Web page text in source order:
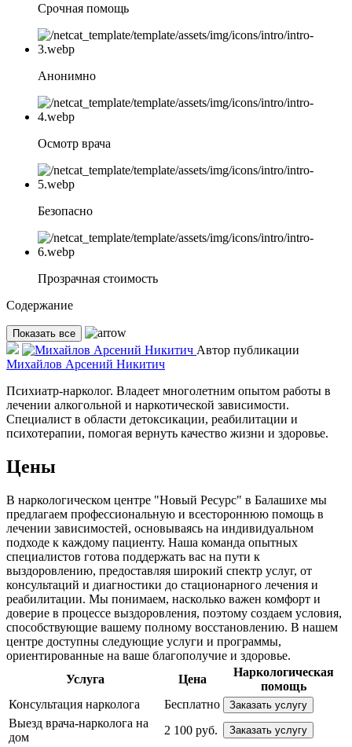
Срочная помощь
Анонимно
Осмотр врача
Безопасно
Прозрачная стоимость
Содержание
Показать все
Автор публикации
Михайлов Арсений Никитич
Психиатр-нарколог. Владеет многолетним опытом работы в
лечении алкогольной и наркотической зависимости.
Специалист в области детоксикации, реабилитации и
психотерапии, помогая вернуть качество жизни и здоровье.
Цены
В наркологическом центре "Новый Ресурс" в Балашихе мы
предлагаем профессиональную и всестороннюю помощь в
лечении зависимостей, основываясь на индивидуальном
подходе к каждому пациенту. Наша команда опытных
специалистов готова поддержать вас на пути к
выздоровлению, предоставляя широкий спектр услуг, от
консультаций и диагностики до стационарного лечения и
реабилитации. Мы понимаем, насколько важен комфорт и
доверие в процессе выздоровления, поэтому создаем условия,
способствующие вашему полному восстановлению. В нашем
центре доступны следующие услуги и программы,
ориентированные на ваше благополучие и здоровье.
Услуга
Цена
Наркологическая
помощь
Консультация нарколога
Бесплатно Заказать услугу
Выезд врача-нарколога на
дом
2 100 руб. Заказать услугу